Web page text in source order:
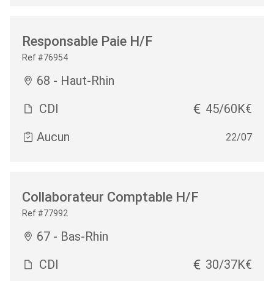
Responsable Paie H/F
Ref #76954
68 - Haut-Rhin
CDI
45/60K€
Aucun
22/07
Collaborateur Comptable H/F
Ref #77992
67 - Bas-Rhin
CDI
30/37K€